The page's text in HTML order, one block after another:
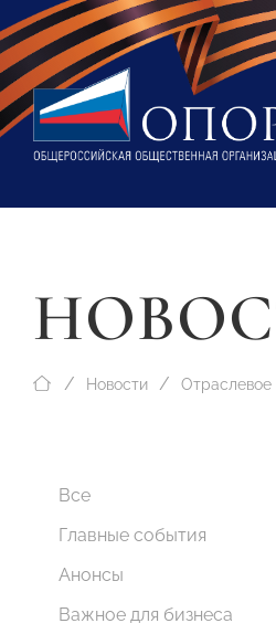
Новости Отраслевое
Все
Главные события
Анонсы
Важное для бизнеса